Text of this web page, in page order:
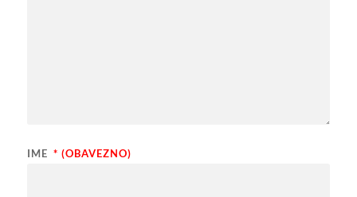
IME * (OBAVEZNO)